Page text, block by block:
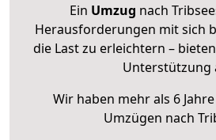
Ein Umzug nach
Herausforderungen mit sich
die Last zu erleichtern –
Unterstützung
Wir haben mehr als 6
Umzügen nach